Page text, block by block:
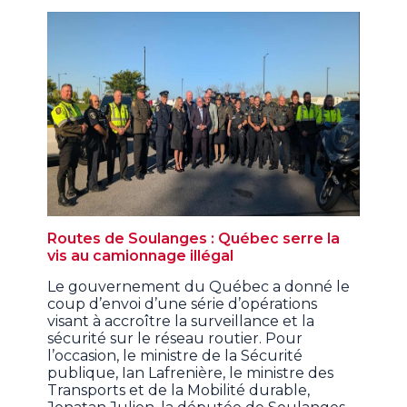
Routes de Soulanges : Québec serre la
vis au camionnage illégal
Le gouvernement du Québec a donné le
coup d’envoi d’une série d’opérations
visant à accroître la surveillance et la
sécurité sur le réseau routier. Pour
l’occasion, le ministre de la Sécurité
publique, Ian Lafrenière, le ministre des
Transports et de la Mobilité durable,